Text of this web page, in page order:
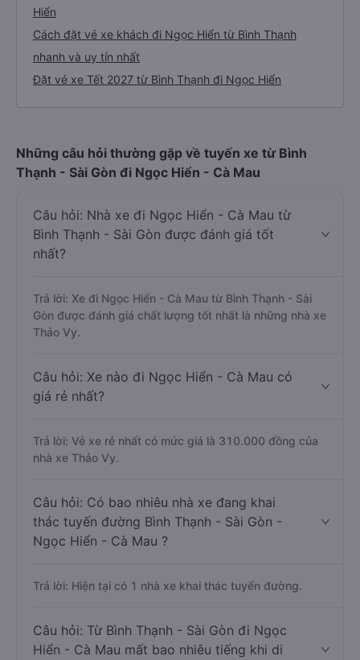
Hiển
Cách đặt vé xe khách đi Ngọc Hiển từ Bình Thạnh
nhanh và uy tín nhất
Đặt vé xe Tết 2027 từ Bình Thạnh đi Ngọc Hiển
Những câu hỏi thường gặp về tuyến xe từ Bình
Thạnh - Sài Gòn đi Ngọc Hiển - Cà Mau
Câu hỏi: Nhà xe đi Ngọc Hiển - Cà Mau từ
Bình Thạnh - Sài Gòn được đánh giá tốt
nhất?
Trả lời: Xe đi Ngọc Hiển - Cà Mau từ Bình Thạnh - Sài
Gòn được đánh giá chất lượng tốt nhất là những nhà xe
Thảo Vy.
Câu hỏi: Xe nào đi Ngọc Hiển - Cà Mau có
giá rẻ nhất?
Trả lời: Vé xe rẻ nhất có mức giá là 310.000 đồng của
nhà xe Thảo Vy.
Câu hỏi: Có bao nhiêu nhà xe đang khai
thác tuyến đường Bình Thạnh - Sài Gòn -
Ngọc Hiển - Cà Mau ?
Trả lời: Hiện tại có 1 nhà xe khai thác tuyến đường.
Câu hỏi: Từ Bình Thạnh - Sài Gòn đi Ngọc
Hiển - Cà Mau mất bao nhiêu tiếng khi di